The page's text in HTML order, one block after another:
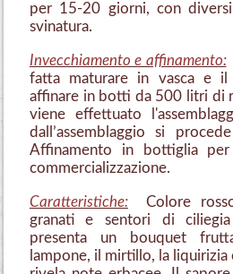
per 15-20 giorni, con
svinatura.
Invecchiamento e affinamento:
fatta maturare in vasca e
affinare in botti da 500 litri di
viene effettuato
dall’assemblaggio si
Affinamento in bottiglia
commercializzazione.
Caratteristiche:Colore
granati e sentori di
presenta un bouquet
lampone, il mirtillo, la